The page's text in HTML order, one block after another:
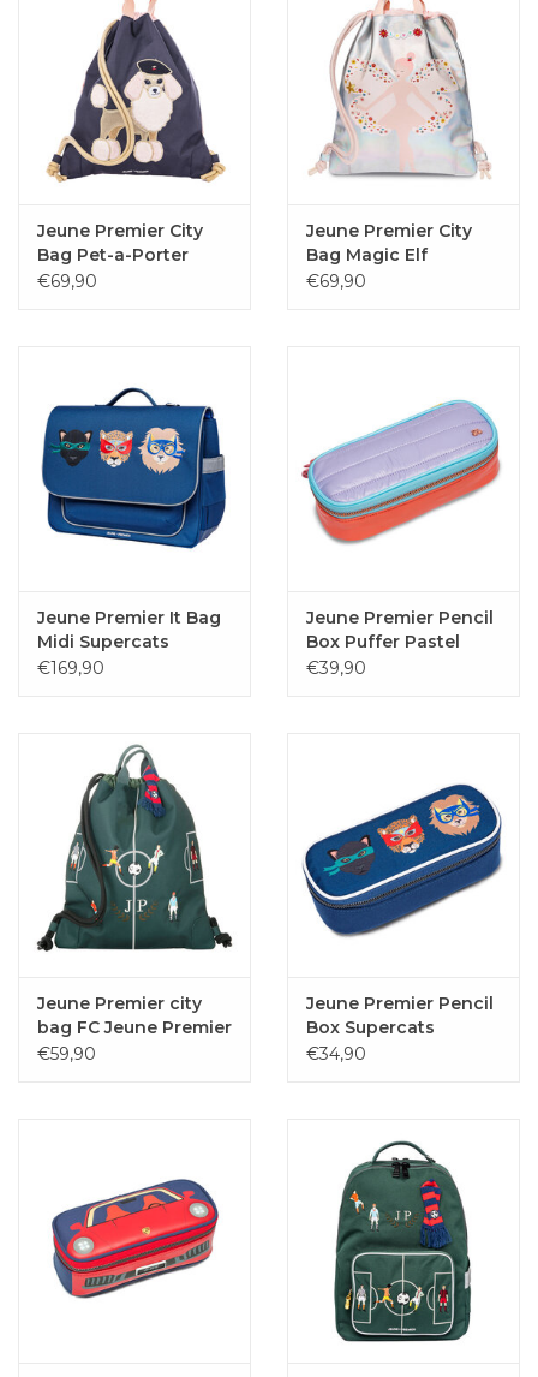
Jeune Premier City
Bag Pet-a-Porter
€69,90
Jeune Premier City
Bag Magic Elf
€69,90
Jeune Premier It Bag
Midi Supercats
€169,90
Jeune Premier Pencil
Box Puffer Pastel
Party
€39,90
Jeune Premier city
bag FC Jeune Premier
€59,90
Jeune Premier Pencil
Box Supercats
€34,90